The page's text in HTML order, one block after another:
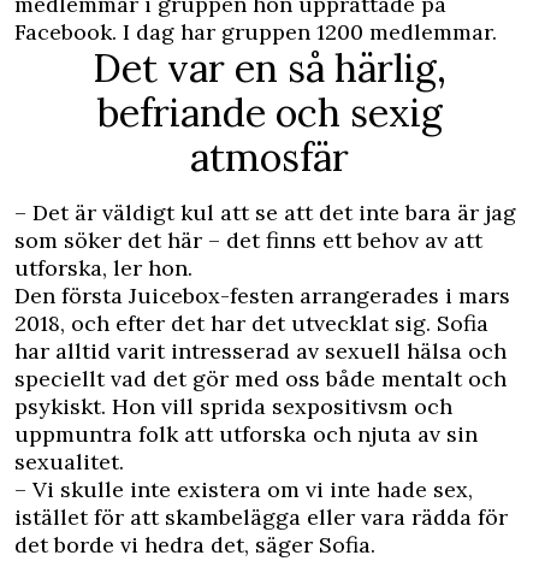
Facebook. I dag har gruppen 1200 medlemmar.
Det var en så härlig,
befriande och sexig
atmosfär
– Det är väldigt kul att se att det inte bara är jag
som söker det här – det finns ett behov av att
utforska, ler hon.
Den första Juicebox-festen arrangerades i mars
2018, och efter det har det utvecklat sig. Sofia
har alltid varit intresserad av sexuell hälsa och
speciellt vad det gör med oss både mentalt och
psykiskt. Hon vill sprida sexpositivsm och
uppmuntra folk att utforska och njuta av sin
sexualitet.
– Vi skulle inte existera om vi inte hade sex,
istället för att skambelägga eller vara rädda för
det borde vi hedra det, säger Sofia.